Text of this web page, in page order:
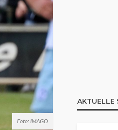
Foto: IMAGO
AKTUELLE